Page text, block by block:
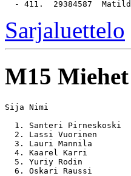
Sarjaluettelo
M15
Sija Nimi
1. Santeri Pirneskoski
2. Lassi Vuorinen
3. Lauri Mannila
4. Kaarel Karri
5. Yuriy Rodin
6. Oskari Raussi